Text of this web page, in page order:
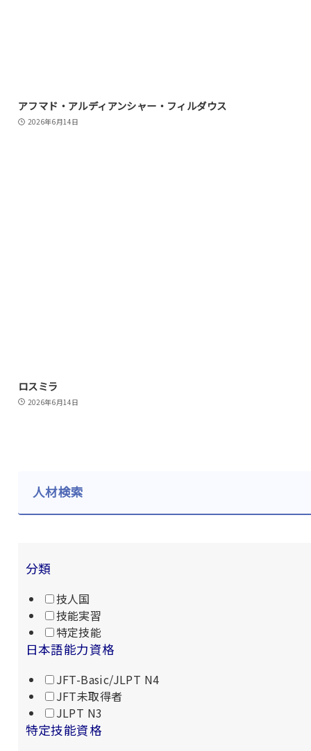
アフマド・アルディアンシャー・フィルダウス
2026年6月14日
ロスミラ
2026年6月14日
人材検索
分類
技人国
技能実習
特定技能
日本語能力資格
JFT-Basic/JLPT N4
JFT未取得者
JLPT N3
特定技能資格